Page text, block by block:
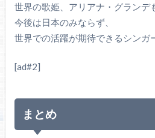
世界の歌姫、アリアナ・グランデ
今後は日本のみならず、
世界での活躍が期待できるシンガ
[ad#2]
まとめ